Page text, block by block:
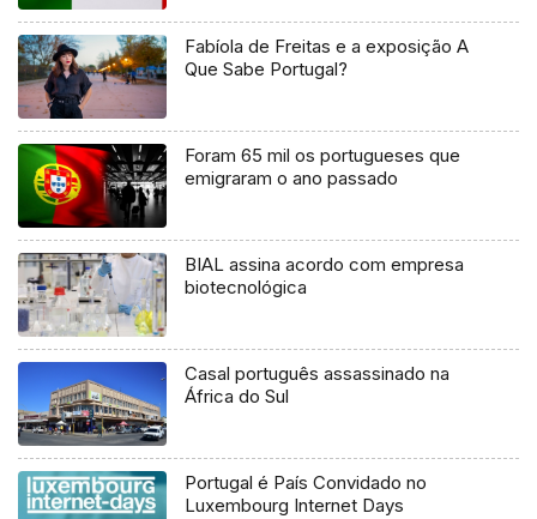
Fabíola de Freitas e a exposição A
Que Sabe Portugal?
Foram 65 mil os portugueses que
emigraram o ano passado
BIAL assina acordo com empresa
biotecnológica
Casal português assassinado na
África do Sul
Portugal é País Convidado no
Luxembourg Internet Days